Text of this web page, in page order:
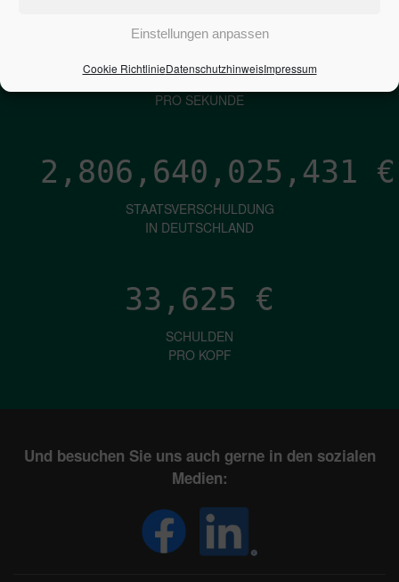
Einstellungen anpassen
Cookie RichtlinieDatenschutzhinweisImpressum
1,601€
ZINSEN
PRO SEKUNDE
2,806,640,026,679 €
STAATSVERSCHULDUNG
IN DEUTSCHLAND
33,625 €
SCHULDEN
PRO KOPF
Und besuchen Sie uns auch gerne in den sozialen
Medien: